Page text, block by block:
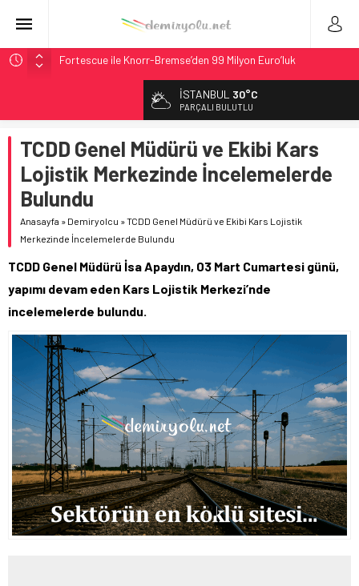
Fortescue ile Knorr-Bremse’den 99 Milyon Euro’luk
Stadler, Austin’e 21 CITYLINK Hafif Raylı Aracı Tedarik
9,9 Milyar Dolarlık Mor Hat’ta Tel Testleri Başladı
Utah’ta 31 Milyon Dolarlık Proje Trafik Çilesini Bitiriyor
İmzaladı
İSTANBUL 30°C
PARÇALI BULUTLU
TCDD Genel Müdürü ve Ekibi Kars
Lojistik Merkezinde İncelemelerde
Bulundu
Anasayfa » Demiryolcu »TCDD Genel Müdürü ve Ekibi Kars Lojistik
Merkezinde İncelemelerde Bulundu
TCDD Genel Müdürü İsa Apaydın, 03 Mart Cumartesi günü,
yapımı devam eden Kars Lojistik Merkezi’nde
incelemelerde bulundu.